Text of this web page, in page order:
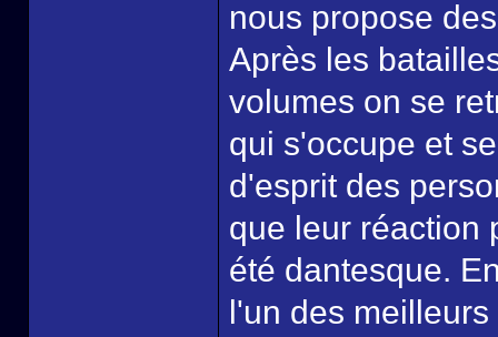
nous propose
Après les
volumes on se
qui s'occupe et
d'esprit des
que leur réaction
été dantesque.
l'un des